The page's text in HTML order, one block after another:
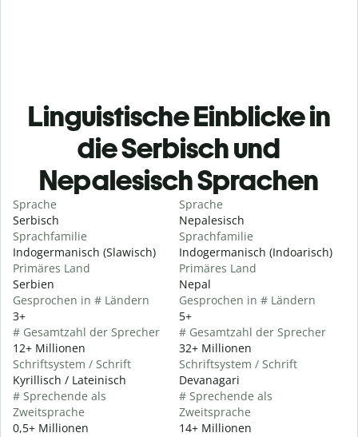
Linguistische Einblicke in
die Serbisch und
Nepalesisch Sprachen
Sprache
Serbisch
Sprachfamilie
Indogermanisch (Slawisch)
Primäres Land
Serbien
Gesprochen in # Ländern
3+
# Gesamtzahl der Sprecher
12+ Millionen
Schriftsystem / Schrift
Kyrillisch / Lateinisch
# Sprechende als
Zweitsprache
0,5+ Millionen
Sprache
Nepalesisch
Sprachfamilie
Indogermanisch (Indoarisch)
Primäres Land
Nepal
Gesprochen in # Ländern
5+
# Gesamtzahl der Sprecher
32+ Millionen
Schriftsystem / Schrift
Devanagari
# Sprechende als
Zweitsprache
14+ Millionen